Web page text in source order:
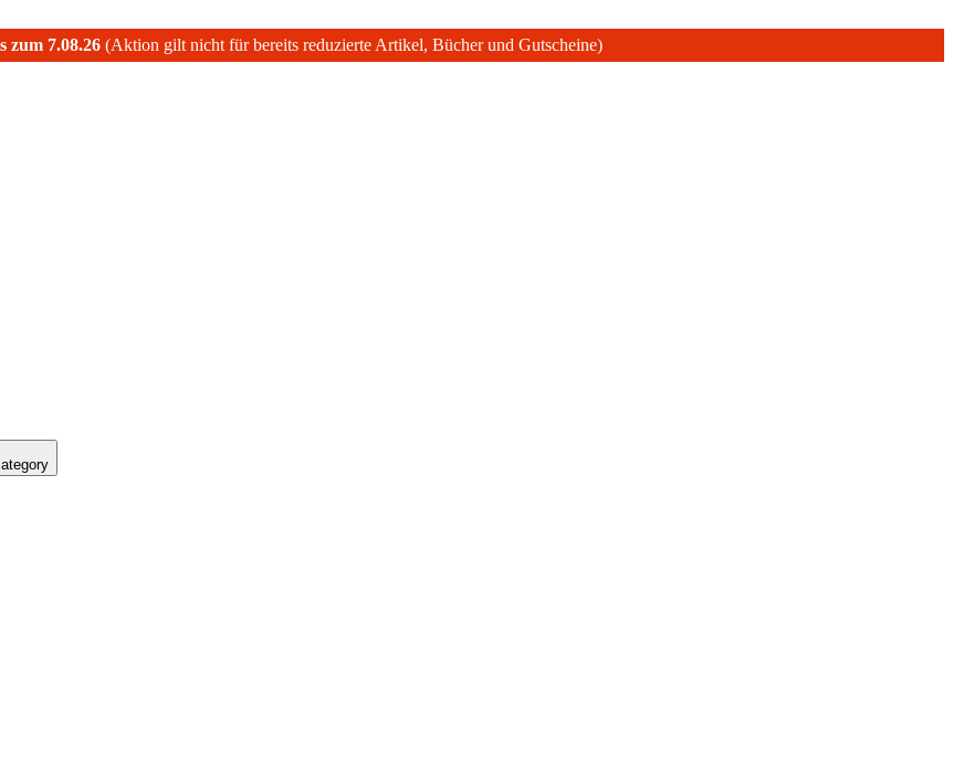
zum 7.08.26(Aktion gilt nicht für bereits reduzierte Artikel, Bücher und Gutscheine)